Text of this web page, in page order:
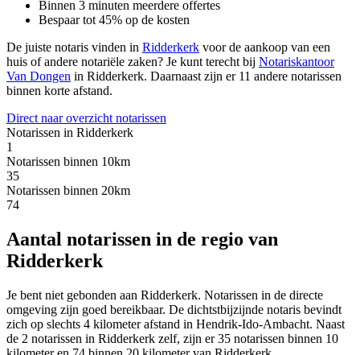
Binnen 3 minuten meerdere offertes
Bespaar tot 45% op de kosten
De juiste notaris vinden in Ridderkerk voor de aankoop van een
huis of andere notariële zaken? Je kunt terecht bij Notariskantoor
Van Dongen in Ridderkerk. Daarnaast zijn er 11 andere notarissen
binnen korte afstand.
Direct naar overzicht notarissen
Notarissen in Ridderkerk
1
Notarissen binnen 10km
35
Notarissen binnen 20km
74
Aantal notarissen in de regio van
Ridderkerk
Je bent niet gebonden aan Ridderkerk. Notarissen in de directe
omgeving zijn goed bereikbaar. De dichtstbijzijnde notaris bevindt
zich op slechts 4 kilometer afstand in Hendrik-Ido-Ambacht. Naast
de 2 notarissen in Ridderkerk zelf, zijn er 35 notarissen binnen 10